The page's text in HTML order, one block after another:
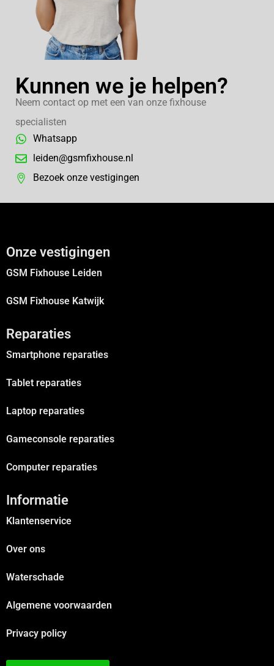
Kunnen we je helpen?
Neem contact op met een van onze fixhouse
specialisten
Whatsapp
leiden@gsmfixhouse.nl
Bezoek onze vestigingen
Onze vestigingen
GSM Fixhouse Leiden
GSM Fixhouse Katwijk
Reparaties
Smartphone reparaties
Tablet reparaties
Laptop reparaties
Gameconsole reparaties
Computer reparaties
Informatie
Klantenservice
Over ons
Waterschade
Algemene voorwaarden
Privacy policy